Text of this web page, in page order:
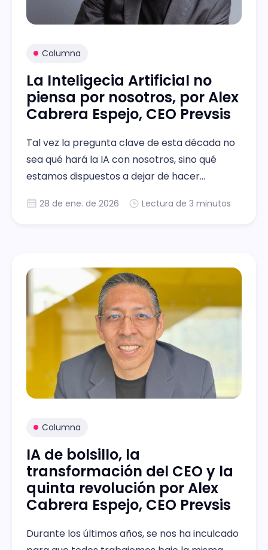
Columna
La Inteligecia Artificial no
piensa por nosotros, por Alex
Cabrera Espejo, CEO Prevsis
Tal vez la pregunta clave de esta década no
sea qué hará la IA con nosotros, sino qué
estamos dispuestos a dejar de hacer
28 de ene. de 2026 Lectura de 3 minutos
Columna
IA de bolsillo, la
transformación del CEO y la
quinta revolución por Alex
Cabrera Espejo, CEO Prevsis
Durante los últimos años, se nos ha inculcado